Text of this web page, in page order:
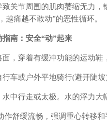
节周围的肌肉萎缩无力，
越痛越不敢动”的恶性循环。
南：安全“动”起来
，穿着有缓冲功能的运动鞋
车或户外平地骑行(避开陡坡
水中行走或太极。水的浮力
作舒缓流畅，强调重心转移